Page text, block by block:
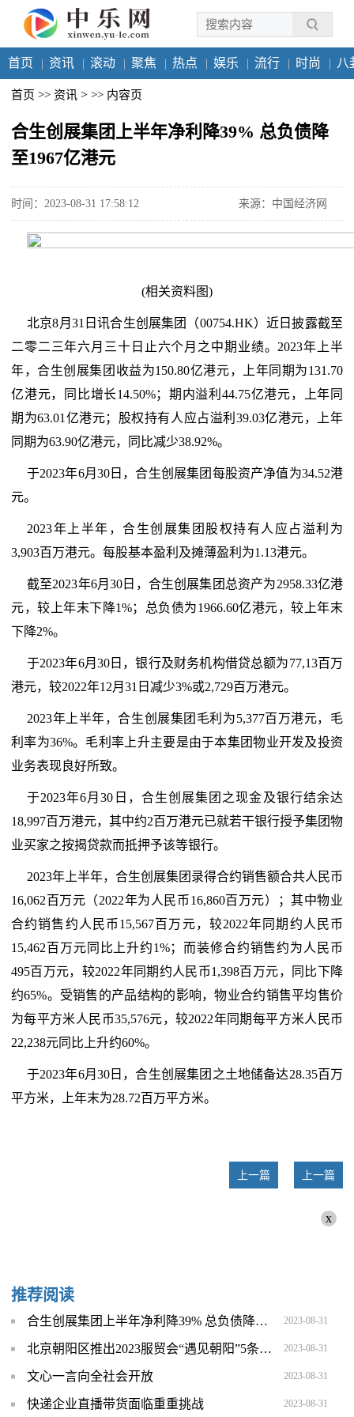
首页 资讯 滚动 聚焦 热点 娱乐 流行 时尚 八
首页 >> 资讯 > >> 内容页
合生创展集团上半年净利降39% 总负债降
至1967亿港元
时间：2023-08-31 17:58:12 来源：中国经济网
(相关资料图)
北京8月31日讯合生创展集团（00754.HK）近日披露截至
二零二三年六月三十日止六个月之中期业绩。2023年上半
年，合生创展集团收益为150.80亿港元，上年同期为131.70
亿港元，同比增长14.50%；期内溢利44.75亿港元，上年同
期为63.01亿港元；股权持有人应占溢利39.03亿港元，上年
同期为63.90亿港元，同比减少38.92%。
于2023年6月30日，合生创展集团每股资产净值为34.52港
元。
2023年上半年，合生创展集团股权持有人应占溢利为
3,903百万港元。每股基本盈利及摊薄盈利为1.13港元。
截至2023年6月30日，合生创展集团总资产为2958.33亿港
元，较上年末下降1%；总负债为1966.60亿港元，较上年末
下降2%。
于2023年6月30日，银行及财务机构借贷总额为77,13百万
港元，较2022年12月31日减少3%或2,729百万港元。
2023年上半年，合生创展集团毛利为5,377百万港元，毛
利率为36%。毛利率上升主要是由于本集团物业开发及投资
业务表现良好所致。
于2023年6月30日，合生创展集团之现金及银行结余达
18,997百万港元，其中约2百万港元已就若干银行授予集团物
业买家之按揭贷款而抵押予该等银行。
2023年上半年，合生创展集团录得合约销售额合共人民币
16,062百万元（2022年为人民币16,860百万元）；其中物业
合约销售约人民币15,567百万元，较2022年同期约人民币
15,462百万元同比上升约1%；而装修合约销售约为人民币
495百万元，较2022年同期约人民币1,398百万元，同比下降
约65%。受销售的产品结构的影响，物业合约销售平均售价
为每平方米人民币35,576元，较2022年同期每平方米人民币
22,238元同比上升约60%。
于2023年6月30日，合生创展集团之土地储备达28.35百万
平方米，上年末为28.72百万平方米。
上一篇 上一篇
x
推荐阅读
合生创展集团上半年净利降39% 总负债降至1967亿港元 2023-08-31
北京朝阳区推出2023服贸会“遇见朝阳”5条文旅线路 2023-08-31
文心一言向全社会开放 2023-08-31
快递企业直播带货面临重重挑战 2023-08-31